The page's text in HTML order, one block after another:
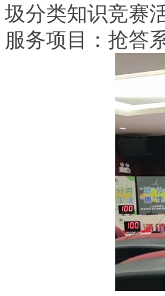
圾分类知识竞赛
服务项目：抢答